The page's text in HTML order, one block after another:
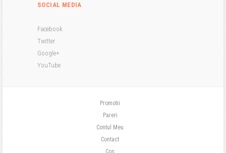
SOCIAL MEDIA
Facebook
Twitter
Google+
YouTube
Promotii
Pareri
Contul Meu
Contact
Cos